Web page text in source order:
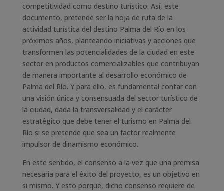
competitividad como destino turístico. Así, este
documento, pretende ser la hoja de ruta de la
actividad turística del destino Palma del Río en los
próximos años, planteando iniciativas y acciones que
transformen las potencialidades de la ciudad en este
sector en productos comercializables que contribuyan
de manera importante al desarrollo económico de
Palma del Río. Y para ello, es fundamental contar con
una visión única y consensuada del sector turístico de
la ciudad, dada la transversalidad y el carácter
estratégico que debe tener el turismo en Palma del
Río si se pretende que sea un factor realmente
impulsor de dinamismo económico.
En este sentido, el consenso a la vez que una premisa
necesaria para el éxito del proyecto, es un objetivo en
si mismo. Y esto porque, dicho consenso requiere de